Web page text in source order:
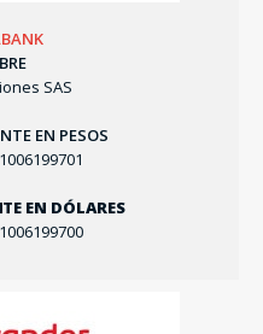
SAS
EN PESOS
EN DÓLARES